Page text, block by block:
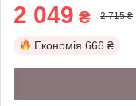
2 049 ₴ 2 715 ₴
Економія 666 ₴